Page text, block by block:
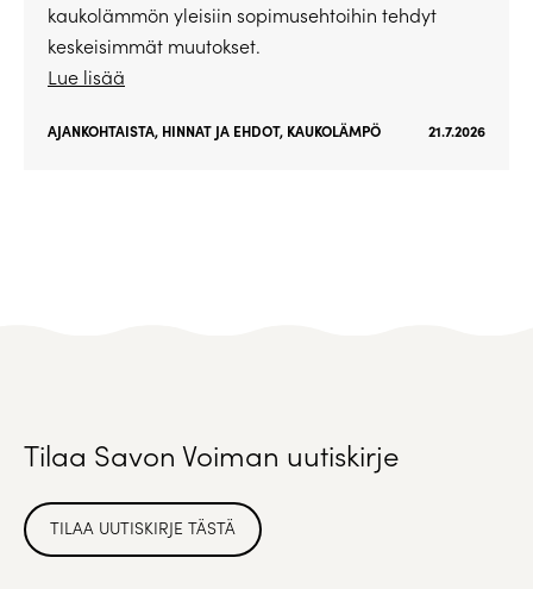
kaukolämmön yleisiin sopimusehtoihin tehdyt
keskeisimmät muutokset.
Lue lisää
AJANKOHTAISTA, HINNAT JA EHDOT, KAUKOLÄMPÖ 21.7.2026
Tilaa Savon Voiman uutiskirje
TILAA UUTISKIRJE TÄSTÄ